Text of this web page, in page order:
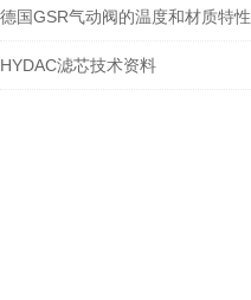
德国GSR气动阀的温度和材质特性
HYDAC滤芯技术资料